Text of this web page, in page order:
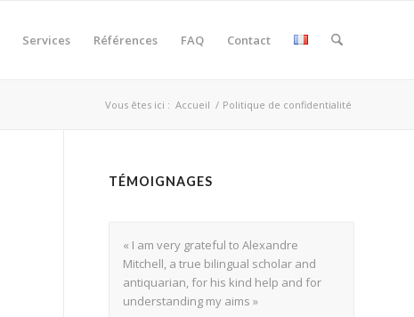
Services Références FAQ Contact
Vous êtes ici : Accueil / Politique de confidentialité
TÉMOIGNAGES
« I am very grateful to Alexandre
Mitchell, a true bilingual scholar and
antiquarian, for his kind help and for
understanding my aims »